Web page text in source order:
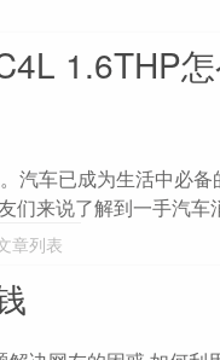
1.6THP
汽车已成为生活中必
们来说了解到一手汽车
章列表